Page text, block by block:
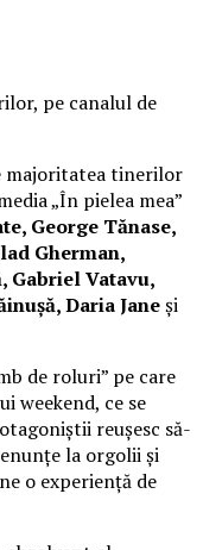
pe canalul de
majoritatea tinerilor
„În pielea mea”
George Tănase,
Gherman,
Gabriel Vatavu,
Daria Janeși
de roluri” pe care
weekend, ce se
reușesc să-
la orgolii și
o experiență de